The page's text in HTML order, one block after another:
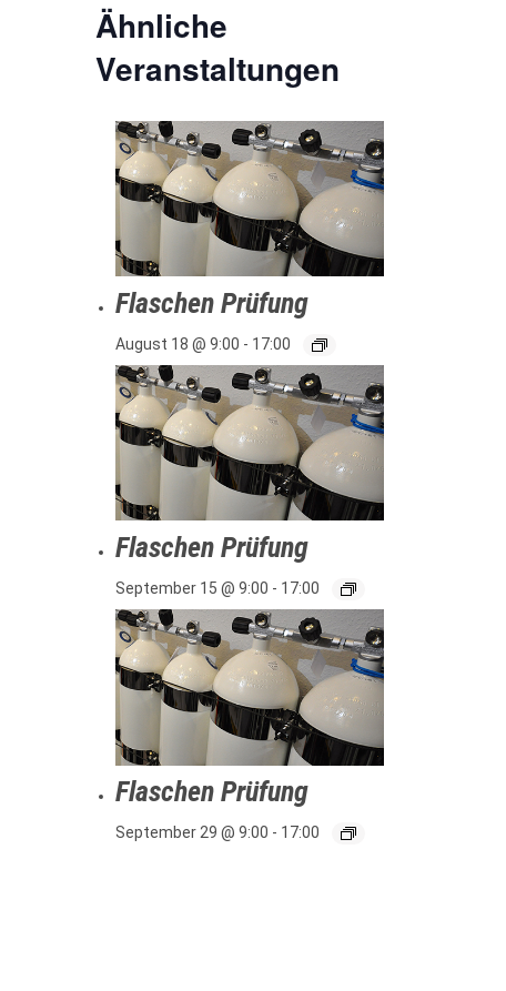
Ähnliche
Veranstaltungen
Flaschen Prüfung
August 18 @ 9:00 - 17:00
Flaschen Prüfung
September 15 @ 9:00 - 17:00
Flaschen Prüfung
September 29 @ 9:00 - 17:00